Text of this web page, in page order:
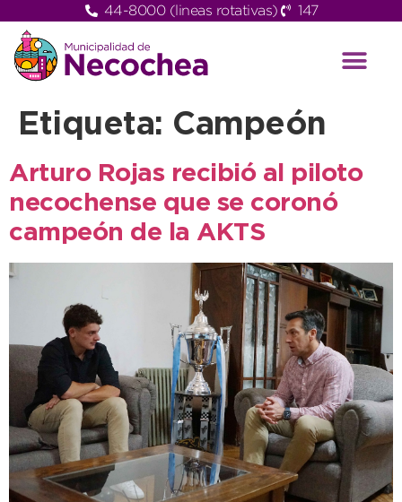
44-8000 (lineas rotativas) 147
Etiqueta: Campeón
Arturo Rojas recibió al piloto
necochense que se coronó
campeón de la AKTS